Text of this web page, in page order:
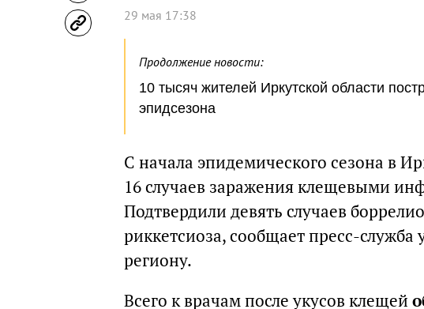
29 мая 17:38
Продолжение новости:
10 тысяч жителей Иркутской области
эпидсезона
С начала эпидемического сезона в
16 случаев заражения клещевыми
Подтвердили девять случаев
риккетсиоза, сообщает пресс-
региону.
Всего к врачам после укусов клещей